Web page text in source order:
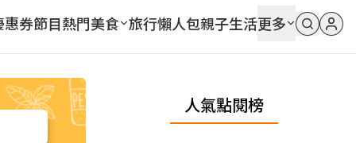
惠券節目熱門美食 旅行懶人包親子生活更多
人氣點閱榜